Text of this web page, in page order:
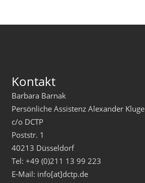
Kontakt
Barbara Barnak
Persönliche Assistenz Alexander Kluge
c/o DCTP
Poststr. 1
40213 Düsseldorf
Tel: +49 (0)211 13 99 223
E-Mail: info[at]dctp.de